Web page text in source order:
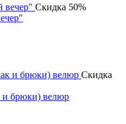
Скидка 50%
Скидка
брюки) велюр